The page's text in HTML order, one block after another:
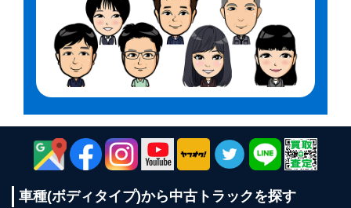
車種(ボディタイプ)から中古トラックを探す